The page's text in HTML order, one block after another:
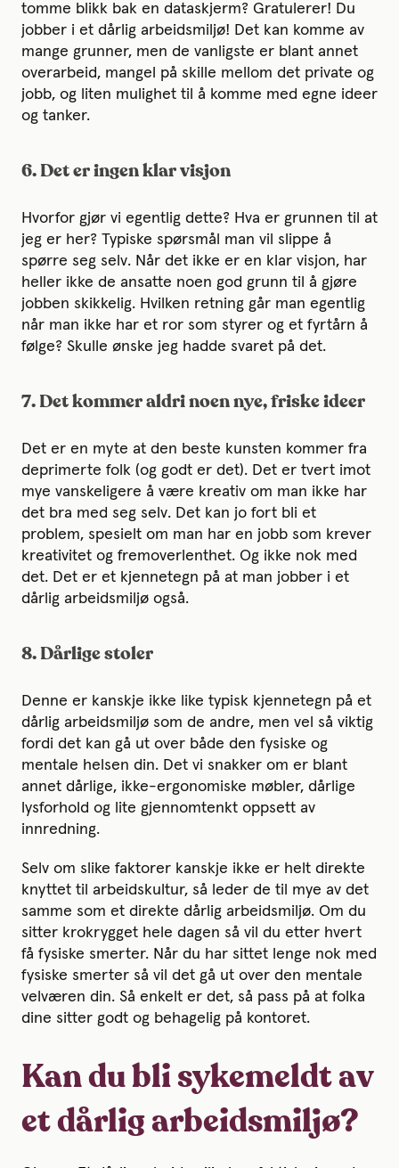
tomme blikk bak en dataskjerm? Gratulerer! Du
jobber i et dårlig arbeidsmiljø! Det kan komme av
mange grunner, men de vanligste er blant annet
overarbeid, mangel på skille mellom det private og
jobb, og liten mulighet til å komme med egne ideer
og tanker.
6. Det er ingen klar visjon
Hvorfor gjør vi egentlig dette? Hva er grunnen til at
jeg er her? Typiske spørsmål man vil slippe å
spørre seg selv. Når det ikke er en klar visjon, har
heller ikke de ansatte noen god grunn til å gjøre
jobben skikkelig. Hvilken retning går man egentlig
når man ikke har et ror som styrer og et fyrtårn å
følge? Skulle ønske jeg hadde svaret på det.
7. Det kommer aldri noen nye, friske ideer
Det er en myte at den beste kunsten kommer fra
deprimerte folk (og godt er det). Det er tvert imot
mye vanskeligere å være kreativ om man ikke har
det bra med seg selv. Det kan jo fort bli et
problem, spesielt om man har en jobb som krever
kreativitet og fremoverlenthet. Og ikke nok med
det. Det er et kjennetegn på at man jobber i et
dårlig arbeidsmiljø også.
8. Dårlige stoler
Denne er kanskje ikke like typisk kjennetegn på et
dårlig arbeidsmiljø som de andre, men vel så viktig
fordi det kan gå ut over både den fysiske og
mentale helsen din. Det vi snakker om er blant
annet dårlige, ikke-ergonomiske møbler, dårlige
lysforhold og lite gjennomtenkt oppsett av
innredning.
Selv om slike faktorer kanskje ikke er helt direkte
knyttet til arbeidskultur, så leder de til mye av det
samme som et direkte dårlig arbeidsmiljø. Om du
sitter krokrygget hele dagen så vil du etter hvert
få fysiske smerter. Når du har sittet lenge nok med
fysiske smerter så vil det gå ut over den mentale
velværen din. Så enkelt er det, så pass på at folka
dine sitter godt og behagelig på kontoret.
Kan du bli sykemeldt av
et dårlig arbeidsmiljø?